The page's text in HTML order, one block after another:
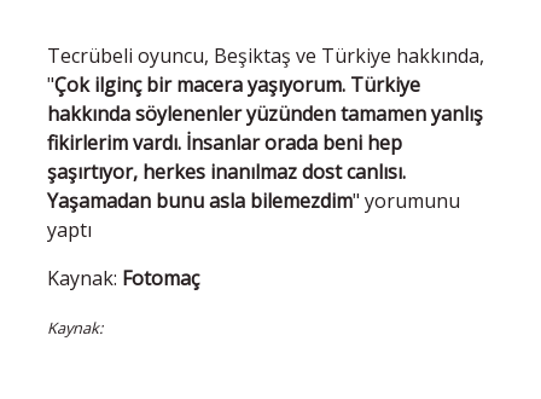
Tecrübeli oyuncu, Beşiktaş ve Türkiye hakkında,
"Çok ilginç bir macera yaşıyorum. Türkiye
hakkında söylenenler yüzünden tamamen yanlış
fikirlerim vardı. İnsanlar orada beni hep
şaşırtıyor, herkes inanılmaz dost canlısı.
Yaşamadan bunu asla bilemezdim" yorumunu
yaptı
Kaynak: Fotomaç
Kaynak: